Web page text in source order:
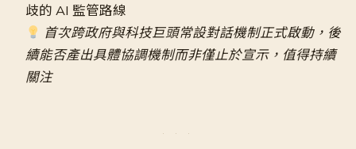
歧的 AI 監管路線
首次跨政府與科技巨頭常設對話機制正式啟動，後
續能否產出具體協調機制而非僅止於宣示，值得持續
關注